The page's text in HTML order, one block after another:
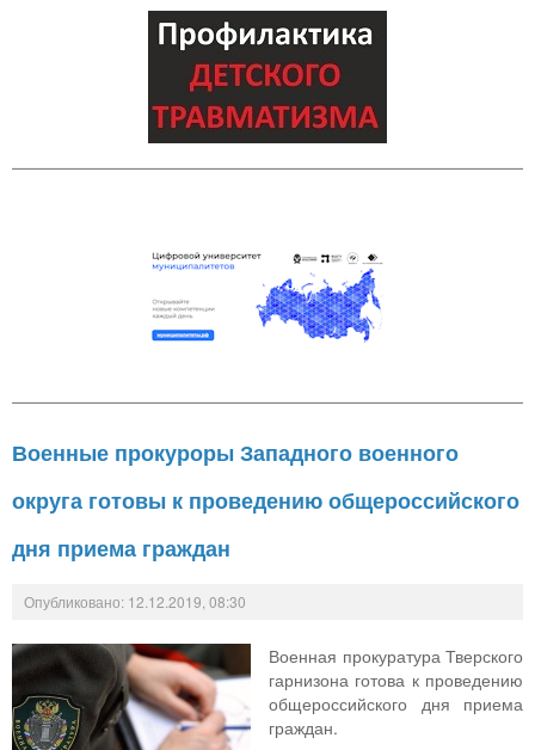
Военные прокуроры Западного военного
округа готовы к проведению общероссийского
дня приема граждан
Опубликовано: 12.12.2019, 08:30
Военная прокуратура Тверского
гарнизона готова к проведению
общероссийского дня приема
граждан.